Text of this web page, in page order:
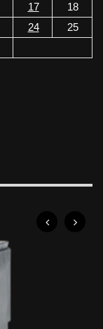
17
18
24
25